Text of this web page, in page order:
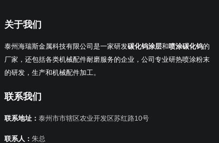
关于我们
泰州海瑞斯金属科技有限公司是一家研发碳化钨涂层和喷涂碳化钨的
厂家，还包括各类机械配件耐磨服务的企业，公司专业研热喷涂粉末
的研发，生产和机械配件加工。
联系我们
联系地址： 泰州市市辖区农业开发区苏红路10号
联系人： 朱总